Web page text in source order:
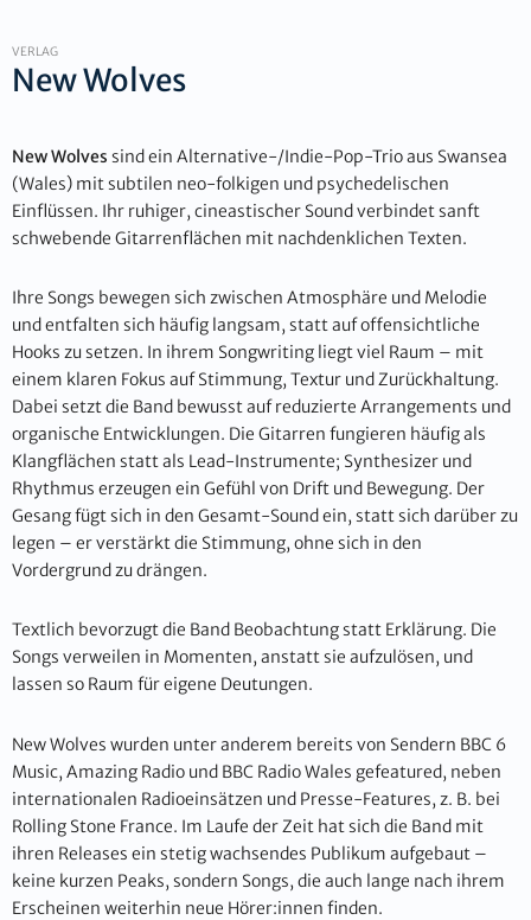
VERLAG
New Wolves
New Wolves sind ein Alternative-/Indie-Pop-Trio aus Swansea
(Wales) mit subtilen neo-folkigen und psychedelischen
Einflüssen. Ihr ruhiger, cineastischer Sound verbindet sanft
schwebende Gitarrenflächen mit nachdenklichen Texten.
Ihre Songs bewegen sich zwischen Atmosphäre und Melodie
und entfalten sich häufig langsam, statt auf offensichtliche
Hooks zu setzen. In ihrem Songwriting liegt viel Raum – mit
einem klaren Fokus auf Stimmung, Textur und Zurückhaltung.
Dabei setzt die Band bewusst auf reduzierte Arrangements und
organische Entwicklungen. Die Gitarren fungieren häufig als
Klangflächen statt als Lead-Instrumente; Synthesizer und
Rhythmus erzeugen ein Gefühl von Drift und Bewegung. Der
Gesang fügt sich in den Gesamt-Sound ein, statt sich darüber zu
legen – er verstärkt die Stimmung, ohne sich in den
Vordergrund zu drängen.
Textlich bevorzugt die Band Beobachtung statt Erklärung. Die
Songs verweilen in Momenten, anstatt sie aufzulösen, und
lassen so Raum für eigene Deutungen.
New Wolves wurden unter anderem bereits von Sendern BBC 6
Music, Amazing Radio und BBC Radio Wales gefeatured, neben
internationalen Radioeinsätzen und Presse-Features, z. B. bei
Rolling Stone France. Im Laufe der Zeit hat sich die Band mit
ihren Releases ein stetig wachsendes Publikum aufgebaut –
keine kurzen Peaks, sondern Songs, die auch lange nach ihrem
Erscheinen weiterhin neue Hörer:innen finden.